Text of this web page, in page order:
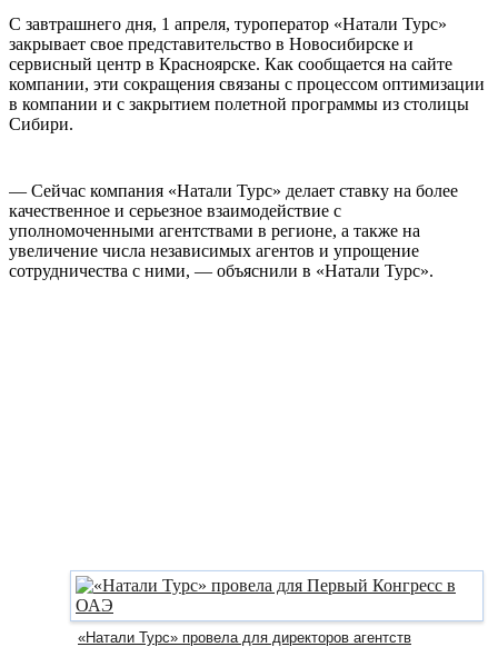
С завтрашнего дня, 1 апреля, туроператор «Натали Турс»
закрывает свое представительство в Новосибирске и
сервисный центр в Красноярске. Как сообщается на сайте
компании, эти сокращения связаны с процессом оптимизации
в компании и с закрытием полетной программы из столицы
Сибири.
— Сейчас компания «Натали Турс» делает ставку на более
качественное и серьезное взаимодействие с
уполномоченными агентствами в регионе, а также на
увеличение числа независимых агентов и упрощение
сотрудничества с ними, — объяснили в «Натали Турс».
«Натали Турс» провела для директоров агентств